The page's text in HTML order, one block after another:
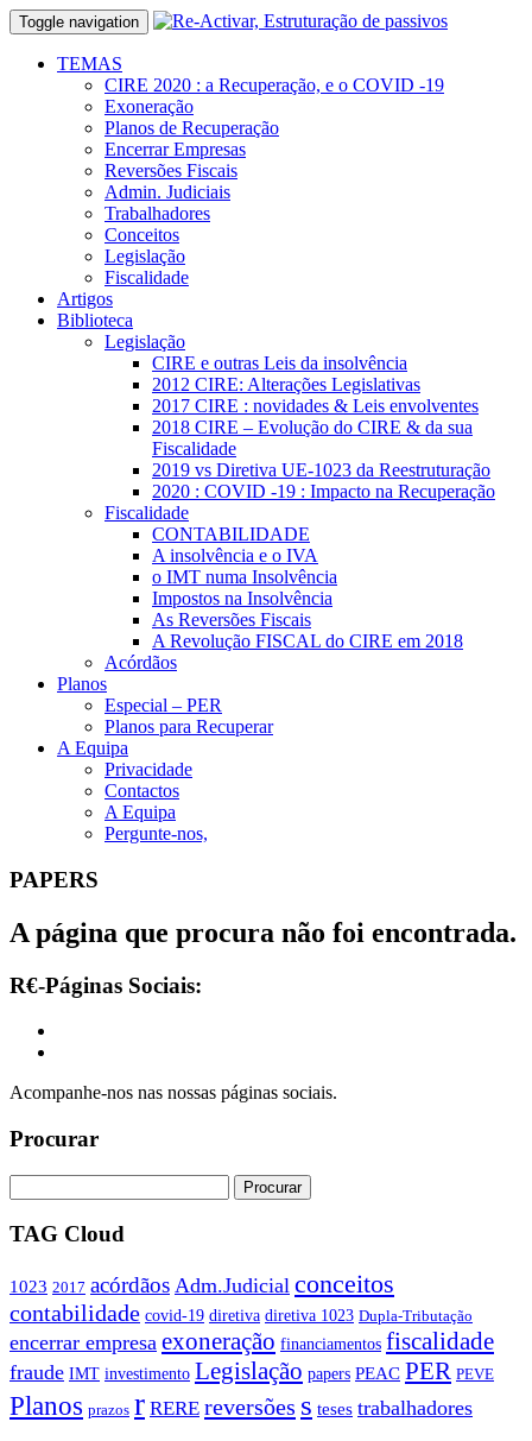
Toggle navigation
TEMAS
CIRE 2020 : a Recuperação, e o COVID -19
Exoneração
Planos de Recuperação
Encerrar Empresas
Reversões Fiscais
Admin. Judiciais
Trabalhadores
Conceitos
Legislação
Fiscalidade
Artigos
Biblioteca
Legislação
CIRE e outras Leis da insolvência
2012 CIRE: Alterações Legislativas
2017 CIRE : novidades & Leis envolventes
2018 CIRE – Evolução do CIRE & da sua
Fiscalidade
2019 vs Diretiva UE-1023 da Reestruturação
2020 : COVID -19 : Impacto na Recuperação
Fiscalidade
CONTABILIDADE
A insolvência e o IVA
o IMT numa Insolvência
Impostos na Insolvência
As Reversões Fiscais
A Revolução FISCAL do CIRE em 2018
Acórdãos
Planos
Especial – PER
Planos para Recuperar
A Equipa
Privacidade
Contactos
A Equipa
Pergunte-nos,
PAPERS
A página que procura não foi encontrada.
R€-Páginas Sociais:
Acompanhe-nos nas nossas páginas sociais.
Procurar
TAG Cloud
1023 2017 acórdãos Adm.Judicial conceitos
contabilidade covid-19 diretiva diretiva 1023 Dupla-Tributação
encerrar empresa exoneração financiamentos fiscalidade
fraude IMT investimento Legislação papers PEAC PER PEVE
Planos prazos r RERE reversões s teses trabalhadores